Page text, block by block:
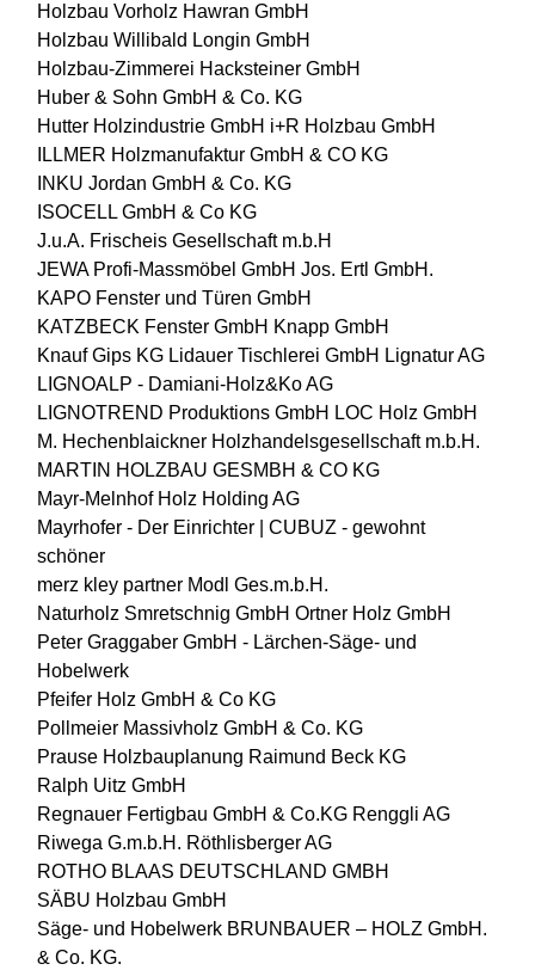
Holzbau Vorholz Hawran GmbH
Holzbau Willibald Longin GmbH
Holzbau-Zimmerei Hacksteiner GmbH
Huber & Sohn GmbH & Co. KG
Hutter Holzindustrie GmbH i+R Holzbau GmbH
ILLMER Holzmanufaktur GmbH & CO KG
INKU Jordan GmbH & Co. KG
ISOCELL GmbH & Co KG
J.u.A. Frischeis Gesellschaft m.b.H
JEWA Profi-Massmöbel GmbH Jos. Ertl GmbH.
KAPO Fenster und Türen GmbH
KATZBECK Fenster GmbH Knapp GmbH
Knauf Gips KG Lidauer Tischlerei GmbH Lignatur AG
LIGNOALP - Damiani-Holz&Ko AG
LIGNOTREND Produktions GmbH LOC Holz GmbH
M. Hechenblaickner Holzhandelsgesellschaft m.b.H.
MARTIN HOLZBAU GESMBH & CO KG
Mayr-Melnhof Holz Holding AG
Mayrhofer - Der Einrichter | CUBUZ - gewohnt
schöner
merz kley partner Modl Ges.m.b.H.
Naturholz Smretschnig GmbH Ortner Holz GmbH
Peter Graggaber GmbH - Lärchen-Säge- und
Hobelwerk
Pfeifer Holz GmbH & Co KG
Pollmeier Massivholz GmbH & Co. KG
Prause Holzbauplanung Raimund Beck KG
Ralph Uitz GmbH
Regnauer Fertigbau GmbH & Co.KG Renggli AG
Riwega G.m.b.H. Röthlisberger AG
ROTHO BLAAS DEUTSCHLAND GMBH
SÄBU Holzbau GmbH
Säge- und Hobelwerk BRUNBAUER – HOLZ GmbH.
& Co. KG.